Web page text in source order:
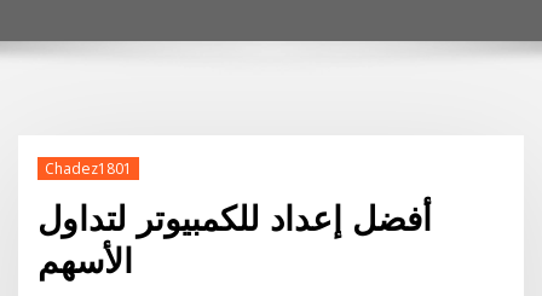
Chadez1801
أفضل إعداد للكمبيوتر لتداول
الأسهم